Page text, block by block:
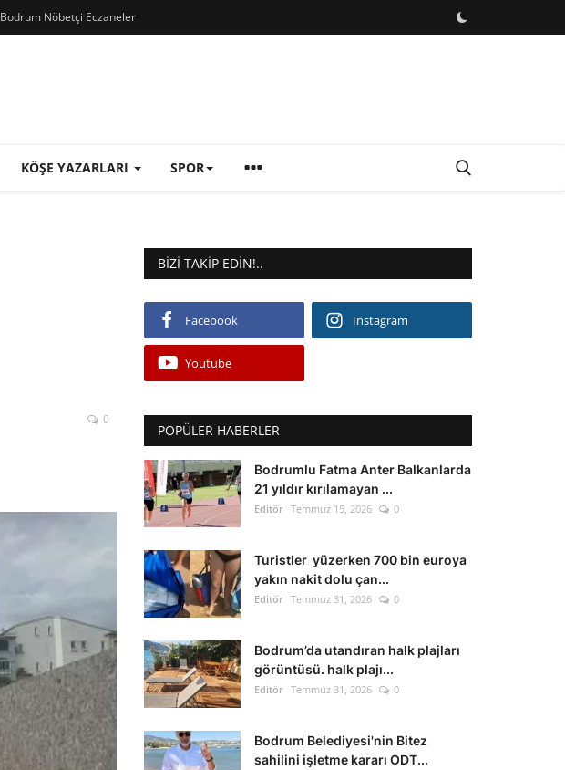
Bodrum Nöbetçi Eczaneler
KÖŞE YAZARLARI SPOR
0
BIZI TAKIP EDIN!..
Facebook Instagram
Youtube
POPÜLER HABERLER
Bodrumlu Fatma Anter Balkanlarda
21 yıldır kırılamayan ...
Editör Temmuz 15, 2026 0
Turistler yüzerken 700 bin euroya
yakın nakit dolu çan...
Editör Temmuz 31, 2026 0
Bodrum’da utandıran halk plajları
görüntüsü. halk plajı...
Editör Temmuz 31, 2026 0
Bodrum Belediyesi'nin Bitez
sahilini işletme kararı ODT...